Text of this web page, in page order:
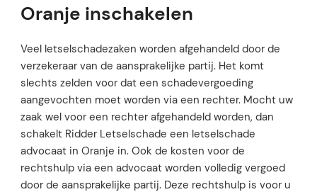
Oranje inschakelen
Veel letselschadezaken worden afgehandeld door de
verzekeraar van de aansprakelijke partij. Het komt
slechts zelden voor dat een schadevergoeding
aangevochten moet worden via een rechter. Mocht uw
zaak wel voor een rechter afgehandeld worden, dan
schakelt Ridder Letselschade een letselschade
advocaat in Oranje in. Ook de kosten voor de
rechtshulp via een advocaat worden volledig vergoed
door de aansprakelijke partij. Deze rechtshulp is voor u